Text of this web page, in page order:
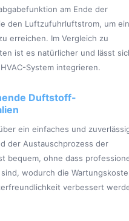
am Ende der
den Luftzufuhrluftstrom, um
erreichen. Im Vergleich zu
ist es natürlicher und lässt
System integrieren.
Duftstoff-
ein einfaches und
der Austauschprozess der
bequem, ohne dass
wodurch die
verbessert